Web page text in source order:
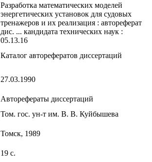
Разработка математических моделей
энергетических установок для судовых
тренажеров и их реализация : автореферат
дис. ... кандидата технических наук :
05.13.16
Каталог авторефератов диссертаций
27.03.1990
Авторефераты диссертаций
Том. гос. ун-т им. В. В. Куйбышева
Томск, 1989
19 с.